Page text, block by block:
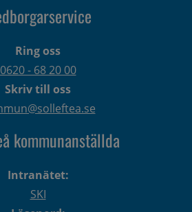
Ring oss
0620 - 68 20 00
Skriv till oss
kommunanställda
Intranätet:
SKI